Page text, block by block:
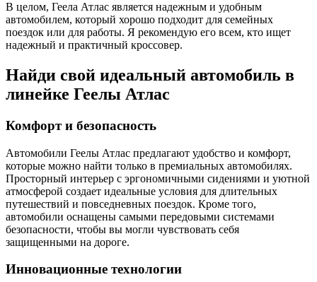
В целом, Геела Атлас является надежным и удобным
автомобилем, который хорошо подходит для семейных
поездок или для работы. Я рекомендую его всем, кто ищет
надежный и практичный кроссовер.
Найди свой идеальный автомобиль в
линейке Геелы Атлас
Комфорт и безопасность
Автомобили Геелы Атлас предлагают удобство и комфорт,
которые можно найти только в премиальных автомобилях.
Просторный интерьер с эргономичными сидениями и уютной
атмосферой создает идеальные условия для длительных
путешествий и повседневных поездок. Кроме того,
автомобили оснащены самыми передовыми системами
безопасности, чтобы вы могли чувствовать себя
защищенными на дороге.
Инновационные технологии